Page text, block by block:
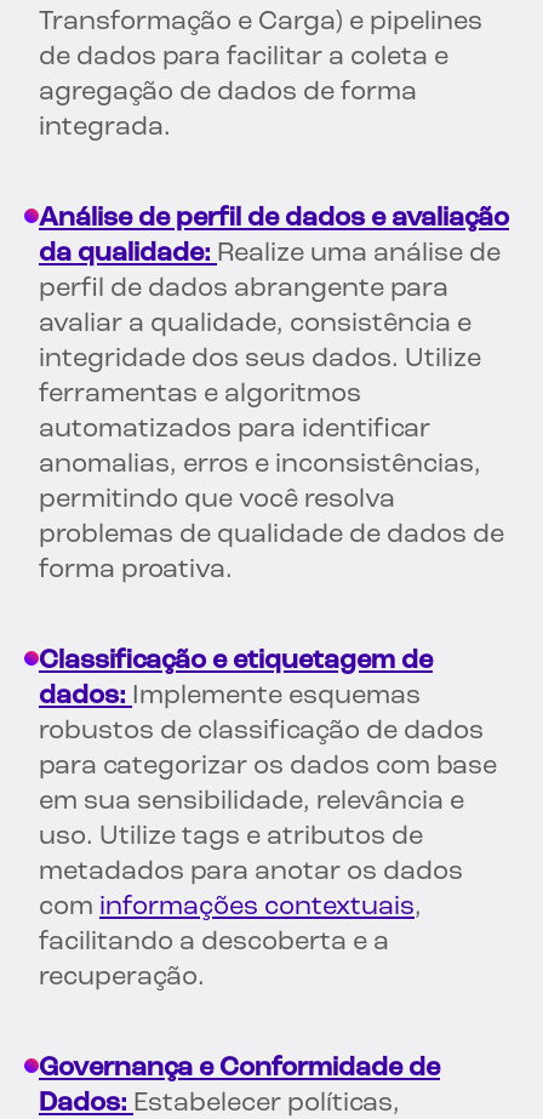
Transformação e Carga) e pipelines
de dados para facilitar a coleta e
agregação de dados de forma
integrada.
Análise de perfil de dados e avaliação
da qualidade: Realize uma análise de
perfil de dados abrangente para
avaliar a qualidade, consistência e
integridade dos seus dados. Utilize
ferramentas e algoritmos
automatizados para identificar
anomalias, erros e inconsistências,
permitindo que você resolva
problemas de qualidade de dados de
forma proativa.
Classificação e etiquetagem de
dados: Implemente esquemas
robustos de classificação de dados
para categorizar os dados com base
em sua sensibilidade, relevância e
uso. Utilize tags e atributos de
metadados para anotar os dados
com informações contextuais,
facilitando a descoberta e a
recuperação.
Governança e Conformidade de
Dados: Estabelecer políticas,